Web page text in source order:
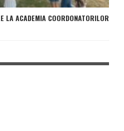
LA ACADEMIA COORDONATORILOR